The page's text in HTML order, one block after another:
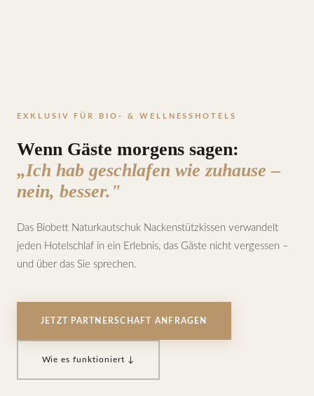
EXKLUSIV FÜR BIO- & WELLNESSHOTELS
Wenn Gäste morgens sagen:
„Ich hab geschlafen wie zuhause –
nein, besser."
Das Biobett Naturkautschuk Nackenstützkissen verwandelt
jeden Hotelschlaf in ein Erlebnis, das Gäste nicht vergessen –
und über das Sie sprechen.
JETZT PARTNERSCHAFT ANFRAGEN
Wie es funktioniert ↓